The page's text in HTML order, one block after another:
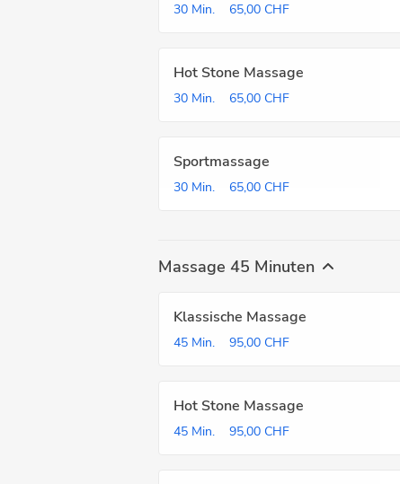
30 Min. 65,00 CHF
Hot Stone Massage
30 Min. 65,00 CHF
Sportmassage
30 Min. 65,00 CHF
Massage 45 Minuten
Klassische Massage
45 Min. 95,00 CHF
Hot Stone Massage
45 Min. 95,00 CHF